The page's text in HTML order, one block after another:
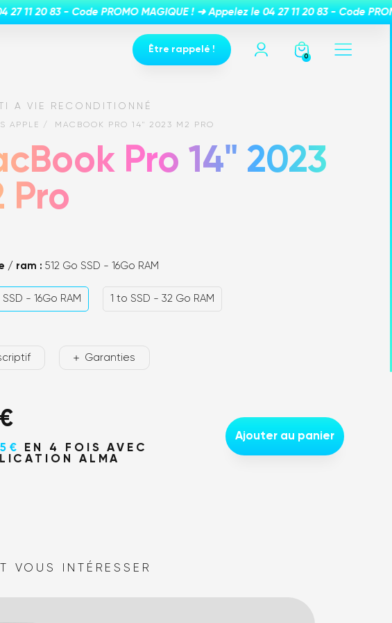
Être rappelé !
0
Où nous trouver ?
A VIE RECONDITIONNÉ
APPLE MACBOOK PRO 14" 2023 M2 PRO
Pro 14" 2023
Pro
/ ram :512 Go SSD - 16Go RAM
SSD - 16Go RAM 1 to SSD - 32 Go RAM
Garanties
€
EN 4 FOIS AVEC
ALMA
Ajouter au panier
VOUS INTÉRESSER